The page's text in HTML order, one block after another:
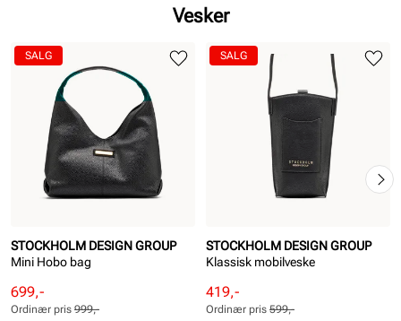
Vesker
STOCKHOLM DESIGN GROUP
Mini Hobo bag
Rabattert
pris
699,-
Ordinær
pris
Ordinær pris 999,-
SALG
STOCKHOLM DESIGN GROUP
Klassisk mobilveske
Rabattert
pris
419,-
Ordinær
pris
Ordinær pris 599,-
SALG